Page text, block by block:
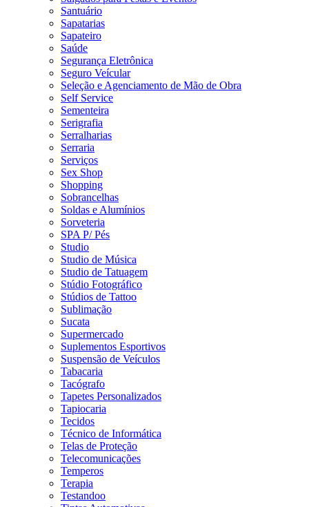
Santuário
Sapatarias
Sapateiro
Saúde
Segurança Eletrônica
Seguro Veícular
Seleção e Agenciamento de Mão de Obra
Self Service
Sementeira
Serigrafia
Serralharias
Serraria
Serviços
Sex Shop
Shopping
Sobrancelhas
Soldas e Alumínios
Sorveteria
SPA P/ Pés
Studio
Studio de Música
Studio de Tatuagem
Stúdio Fotográfico
Stúdios de Tattoo
Sublimação
Sucata
Supermercado
Suplementos Esportivos
Suspensão de Veículos
Tabacaria
Tacógrafo
Tapetes Personalizados
Tapiocaria
Tecidos
Técnico de Informática
Telas de Proteção
Telecomunicações
Temperos
Terapia
Testandoo